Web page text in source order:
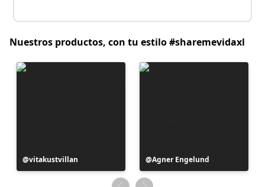
Nuestros productos, con tu estilo #sharemevidaxl
Publicación
realizada
vitakustvillan
Publicación
realizada
por
Agner Engelund